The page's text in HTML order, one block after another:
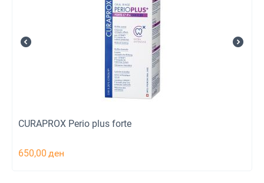
CURAPROX Perio plus forte
650,00 ден